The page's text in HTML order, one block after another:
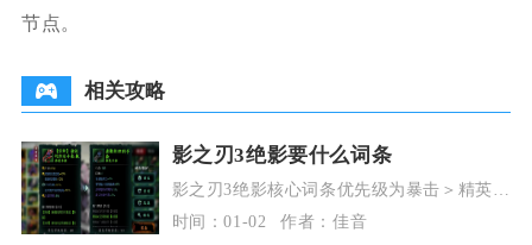
节点。
相关攻略
影之刃3绝影要什么词条
影之刃3绝影核心词条优先级为暴击＞精英伤
害＞空爆＞冷却缩减＞杀意恢复，次要词条
可选全伤害、
时间：01-02 作者：佳音